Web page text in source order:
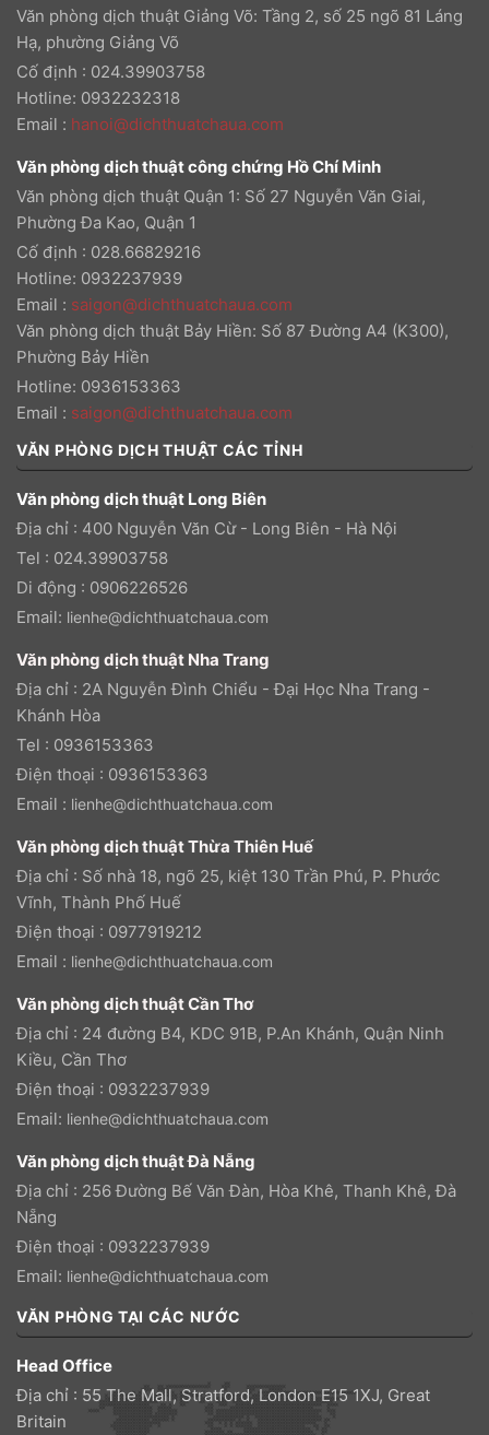
Văn phòng dịch thuật Giảng Võ: Tầng 2, số 25 ngõ 81 Láng
Hạ, phường Giảng Võ
Cố định : 024.39903758
Hotline: 0932232318
Email : hanoi@dichthuatchaua.com
Văn phòng dịch thuật công chứng Hồ Chí Minh
Văn phòng dịch thuật Quận 1: Số 27 Nguyễn Văn Giai,
Phường Đa Kao, Quận 1
Cố định : 028.66829216
Hotline: 0932237939
Email : saigon@dichthuatchaua.com
Văn phòng dịch thuật Bảy Hiền: Số 87 Đường A4 (K300),
Phường Bảy Hiền
Hotline: 0936153363
Email : saigon@dichthuatchaua.com
VĂN PHÒNG DỊCH THUẬT CÁC TỈNH
Văn phòng dịch thuật Long Biên
Địa chỉ : 400 Nguyễn Văn Cừ - Long Biên - Hà Nội
Tel : 024.39903758
Di động : 0906226526
Email: lienhe@dichthuatchaua.com
Văn phòng dịch thuật Nha Trang
Địa chỉ : 2A Nguyễn Đình Chiểu - Đại Học Nha Trang -
Khánh Hòa
Tel : 0936153363
Điện thoại : 0936153363
Email : lienhe@dichthuatchaua.com
Văn phòng dịch thuật Thừa Thiên Huế
Địa chỉ : Số nhà 18, ngõ 25, kiệt 130 Trần Phú, P. Phước
Vĩnh, Thành Phố Huế
Điện thoại : 0977919212
Email : lienhe@dichthuatchaua.com
Văn phòng dịch thuật Cần Thơ
Địa chỉ : 24 đường B4, KDC 91B, P.An Khánh, Quận Ninh
Kiều, Cần Thơ
Điện thoại : 0932237939
Email: lienhe@dichthuatchaua.com
Văn phòng dịch thuật Đà Nẵng
Địa chỉ : 256 Đường Bế Văn Đàn, Hòa Khê, Thanh Khê, Đà
Nẵng
Điện thoại : 0932237939
Email: lienhe@dichthuatchaua.com
VĂN PHÒNG TẠI CÁC NƯỚC
Head Office
Địa chỉ : 55 The Mall, Stratford, London E15 1XJ, Great
Britain